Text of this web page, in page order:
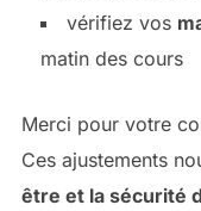
vérifiez vos
matin des cours
Merci pour votre
Ces ajustements
être et la sécurité